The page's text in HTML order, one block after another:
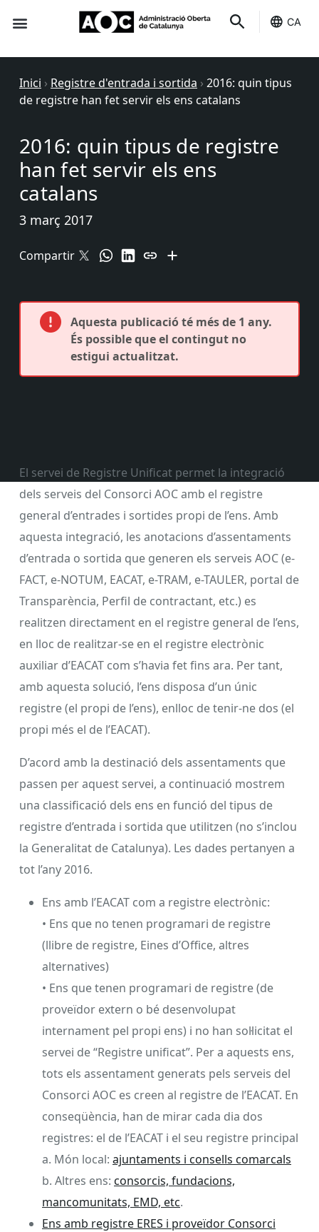
CA
Inici › Registre d'entrada i sortida › 2016: quin tipus
de registre han fet servir els ens catalans
2016: quin tipus de registre
han fet servir els ens
catalans
3 març 2017
Compartir
Aquesta publicació té més de 1 any.
És possible que el contingut no
estigui actualitzat.
El servei de Registre Unificat permet la integració
dels serveis del Consorci AOC amb el registre
general d’entrades i sortides propi de l’ens. Amb
aquesta integració, les anotacions d’assentaments
d’entrada o sortida que generen els serveis AOC (e-
FACT, e-NOTUM, EACAT, e-TRAM, e-TAULER, portal de
Transparència, Perfil de contractant, etc.) es
realitzen directament en el registre general de l’ens,
en lloc de realitzar-se en el registre electrònic
auxiliar d’EACAT com s’havia fet fins ara. Per tant,
amb aquesta solució, l’ens disposa d’un únic
registre (el propi de l’ens), enlloc de tenir-ne dos (el
propi més el de l’EACAT).
D’acord amb la destinació dels assentaments que
passen per aquest servei, a continuació mostrem
una classificació dels ens en funció del tipus de
registre d’entrada i sortida que utilitzen (no s’inclou
la Generalitat de Catalunya). Les dades pertanyen a
tot l’any 2016.
Ens amb l’EACAT com a registre electrònic:
• Ens que no tenen programari de registre
(llibre de registre, Eines d’Office, altres
alternatives)
• Ens que tenen programari de registre (de
proveïdor extern o bé desenvolupat
internament pel propi ens) i no han sol·licitat el
servei de “Registre unificat”. Per a aquests ens,
tots els assentament generats pels serveis del
Consorci AOC es creen al registre de l’EACAT. En
conseqüència, han de mirar cada dia dos
registres: el de l’EACAT i el seu registre principal
a. Món local: ajuntaments i consells comarcals
b. Altres ens: consorcis, fundacions,
mancomunitats, EMD, etc.
Ens amb registre ERES i proveïdor Consorci